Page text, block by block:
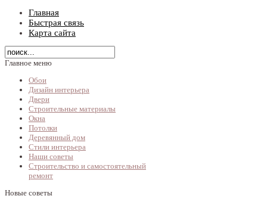
Главная
Быстрая связь
Карта сайта
Главное меню
Обои
Дизайн интерьера
Двери
Строительные материалы
Окна
Потолки
Деревянный дом
Стили интерьера
Наши советы
Строительство и самостоятельный
ремонт
Новые советы